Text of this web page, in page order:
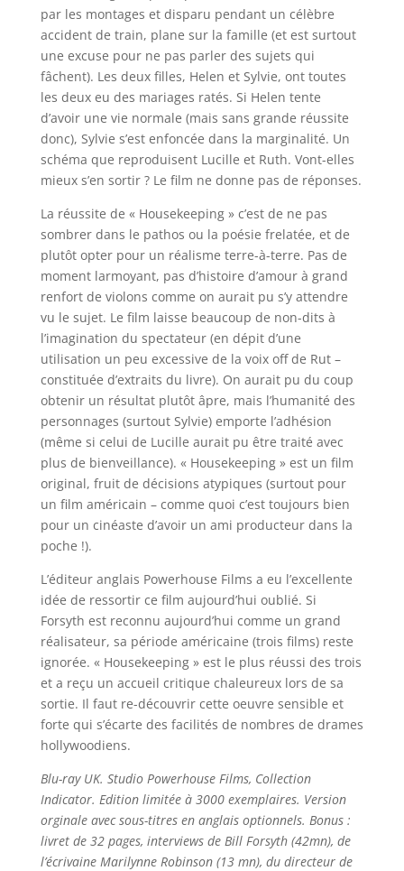
par les montages et disparu pendant un célèbre
accident de train, plane sur la famille (et est surtout
une excuse pour ne pas parler des sujets qui
fâchent). Les deux filles, Helen et Sylvie, ont toutes
les deux eu des mariages ratés. Si Helen tente
d’avoir une vie normale (mais sans grande réussite
donc), Sylvie s’est enfoncée dans la marginalité. Un
schéma que reproduisent Lucille et Ruth. Vont-elles
mieux s’en sortir ? Le film ne donne pas de réponses.
La réussite de « Housekeeping » c’est de ne pas
sombrer dans le pathos ou la poésie frelatée, et de
plutôt opter pour un réalisme terre-à-terre. Pas de
moment larmoyant, pas d’histoire d’amour à grand
renfort de violons comme on aurait pu s’y attendre
vu le sujet. Le film laisse beaucoup de non-dits à
l’imagination du spectateur (en dépit d’une
utilisation un peu excessive de la voix off de Rut –
constituée d’extraits du livre). On aurait pu du coup
obtenir un résultat plutôt âpre, mais l’humanité des
personnages (surtout Sylvie) emporte l’adhésion
(même si celui de Lucille aurait pu être traité avec
plus de bienveillance). « Housekeeping » est un film
original, fruit de décisions atypiques (surtout pour
un film américain – comme quoi c’est toujours bien
pour un cinéaste d’avoir un ami producteur dans la
poche !).
L’éditeur anglais Powerhouse Films a eu l’excellente
idée de ressortir ce film aujourd’hui oublié. Si
Forsyth est reconnu aujourd’hui comme un grand
réalisateur, sa période américaine (trois films) reste
ignorée. « Housekeeping » est le plus réussi des trois
et a reçu un accueil critique chaleureux lors de sa
sortie. Il faut re-découvrir cette oeuvre sensible et
forte qui s’écarte des facilités de nombres de drames
hollywoodiens.
Blu-ray UK. Studio Powerhouse Films, Collection
Indicator. Edition limitée à 3000 exemplaires. Version
orginale avec sous-titres en anglais optionnels. Bonus :
livret de 32 pages, interviews de Bill Forsyth (42mn), de
l’écrivaine Marilynne Robinson (13 mn), du directeur de